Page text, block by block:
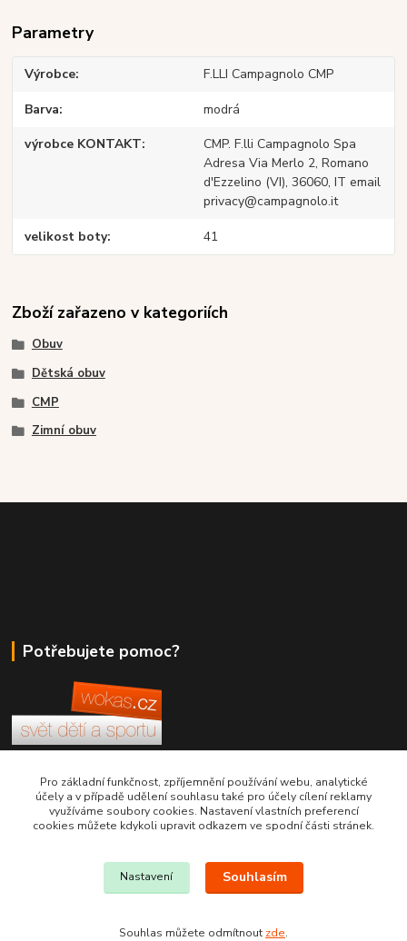
Parametry
Výrobce F.LLI Campagnolo CMP
Barva modrá
výrobce KONTAKT
CMP. F.lli Campagnolo Spa
Adresa Via Merlo 2, Romano
d'Ezzelino (VI), 36060, IT email
privacy@campagnolo.it
velikost boty 41
Zboží zařazeno v kategoriích
Obuv
Dětská obuv
CMP
Zimní obuv
Potřebujete pomoc?
+420 380 830 198
wokas.online@yahoo.cz
Pro základní funkčnost, zpříjemnění používání webu, analytické
účely a v případě udělení souhlasu také pro účely cílení reklamy
využíváme soubory cookies. Nastavení vlastních preferencí
cookies můžete kdykoli upravit odkazem ve spodní části stránek.
Nastavení Souhlasím
Souhlas můžete odmítnout zde.